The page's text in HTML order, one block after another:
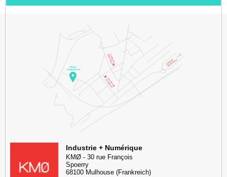
KMØ Lieu d'innovation dédié à la transformation digitale de
Industrie + Numérique
KMØ- 30 rue François
Spoerry
68100 Mulhouse (Frankreich)